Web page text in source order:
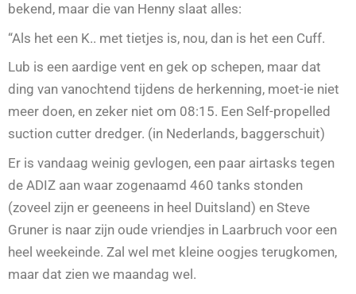
bekend, maar die van Henny slaat alles:
“Als het een K.. met tietjes is, nou, dan is het een Cuff.
Lub is een aardige vent en gek op schepen, maar dat
ding van vanochtend tijdens de herkenning, moet-ie niet
meer doen, en zeker niet om 08:15. Een Self-propelled
suction cutter dredger. (in Nederlands, baggerschuit)
Er is vandaag weinig gevlogen, een paar airtasks tegen
de ADIZ aan waar zogenaamd 460 tanks stonden
(zoveel zijn er geeneens in heel Duitsland) en Steve
Gruner is naar zijn oude vriendjes in Laarbruch voor een
heel weekeinde. Zal wel met kleine oogjes terugkomen,
maar dat zien we maandag wel.